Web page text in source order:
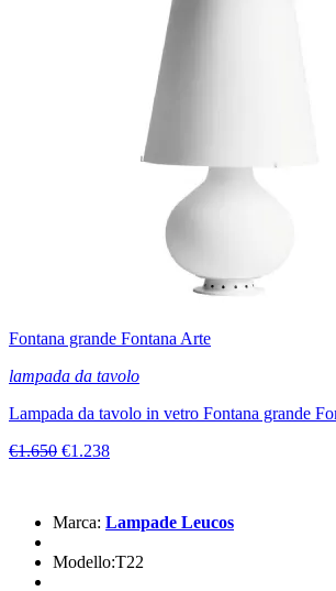
Fontana grande Fontana Arte
lampada da tavolo
Lampada da tavolo in vetro Fontana grande
€1.650 €1.238
Marca: Lampade Leucos
Modello:T22